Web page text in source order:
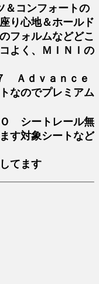
コンフォートの
り心地＆ホールド
フォルムなどどこ
よく、ＭＩＮＩの
Ａｄｖａｎｃｅ
なのでプレミアム
Ｏ シートレール無
す対象シートなど
てます